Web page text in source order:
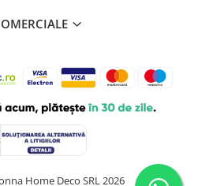
Home Deco SRL 2026